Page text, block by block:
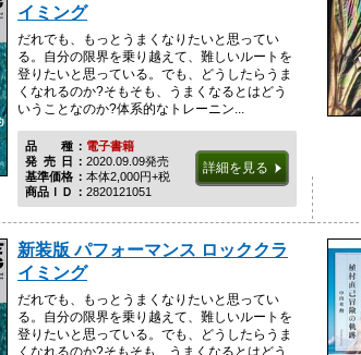
イミング
だれでも、もっとうまくなりたいと思ってい
る。自分の限界を乗り越えて、難しいルートを
登りたいと思っている。でも、どうしたらうま
くなれるのか?そもそも、うまくなるとはどう
いうことなのか?体系的なトレーニン...
品種電子書籍
発売日 2020.09.09発売
基準価格
本体2,000円+税
商品ＩＤ
2820121051
詳細を見る
新装版 パフォーマンス ロッククラ
イミング
だれでも、もっとうまくなりたいと思ってい
る。自分の限界を乗り越えて、難しいルートを
登りたいと思っている。でも、どうしたらうま
くなれるのか?そもそも、うまくなるとはどう